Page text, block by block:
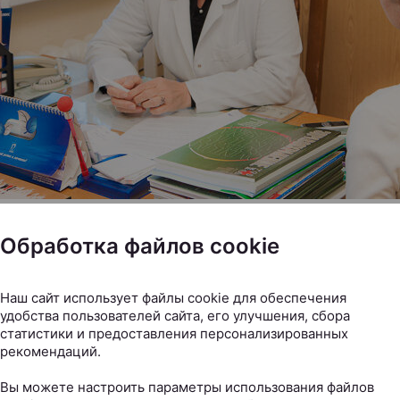
по словам доктора, также формируется благодаря
позитивному настроению. Хорошее настроение,
— это важнейшие показатели здоровья,
процессов организма.
для женщин будет не переживать, что они
а следить за собой и кушать все. Причем, с
будет отличным. Женщины, которые постоянно не
реже болеют. Они просто испытывают меньший
Обработка файлов cookie
Наш сайт использует файлы cookie для обеспечения
удобства пользователей сайта, его улучшения, сбора
статистики и предоставления персонализированных
рекомендаций.
Вы можете настроить параметры использования файлов